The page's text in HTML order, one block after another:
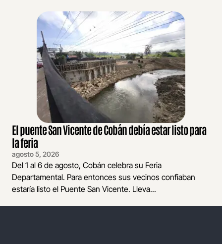
El puente San Vicente de Cobán debía estar listo para
la feria
agosto 5, 2026
Del 1 al 6 de agosto, Cobán celebra su Feria
Departamental. Para entonces sus vecinos confiaban
estaría listo el Puente San Vicente. Lleva...